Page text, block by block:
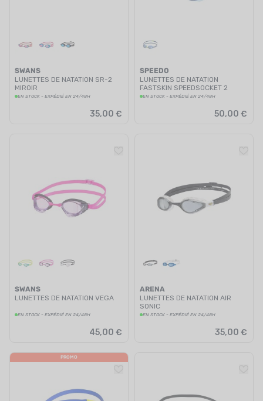
SWANS
LUNETTES DE NATATION SR-2
MIROIR
EN STOCK - EXPÉDIÉ EN 24/48H
35,00 €
SPEEDO
LUNETTES DE NATATION
FASTSKIN SPEEDSOCKET 2
MIROIR
EN STOCK - EXPÉDIÉ EN 24/48H
50,00 €
SWANS
LUNETTES DE NATATION VEGA
EN STOCK - EXPÉDIÉ EN 24/48H
45,00 €
ARENA
LUNETTES DE NATATION AIR
SONIC
EN STOCK - EXPÉDIÉ EN 24/48H
35,00 €
PROMO